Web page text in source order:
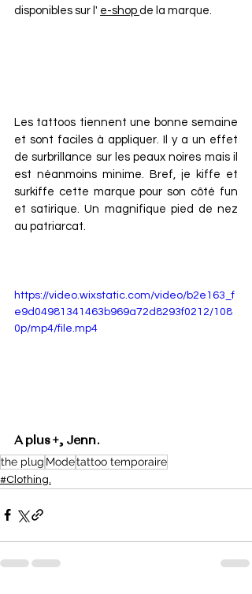
disponibles sur l' e-shop de la marque.
Les tattoos tiennent une bonne semaine
et sont faciles à appliquer. Il y a un effet
de surbrillance sur les peaux noires mais il
est néanmoins minime. Bref, je kiffe et
surkiffe cette marque pour son côté fun
et satirique. Un magnifique pied de nez
au patriarcat.
https://video.wixstatic.com/video/b2e163_f
e9d04981341463b969a72d8293f0212/108
0p/mp4/file.mp4
A plus +, Jenn.
the plug Modetattoo temporaire
#Clothing.